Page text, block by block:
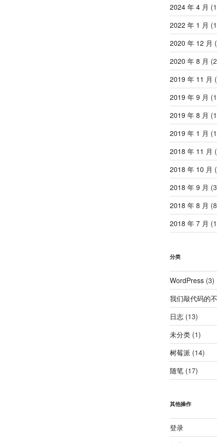
2024 年 4 月
2022 年 1 月
2020 年 12 月
2020 年 8 月
2019 年 11 月
2019 年 9 月
2019 年 8 月
2019 年 1 月
2018 年 11 月
2018 年 10 月
2018 年 9 月
2018 年 8 月
2018 年 7 月
分类
WordPress(3)
我们敲代码的
日志(13)
未分类(1)
树莓派 (14)
随笔(17)
其他操作
登录